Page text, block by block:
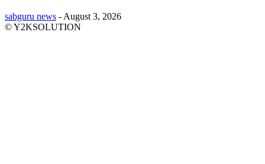
sabguru news - August 3, 2026
© Y2KSOLUTION